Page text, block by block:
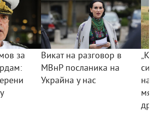
за
Викат на разговор в
МВнР посланика на
Украйна у нас
на